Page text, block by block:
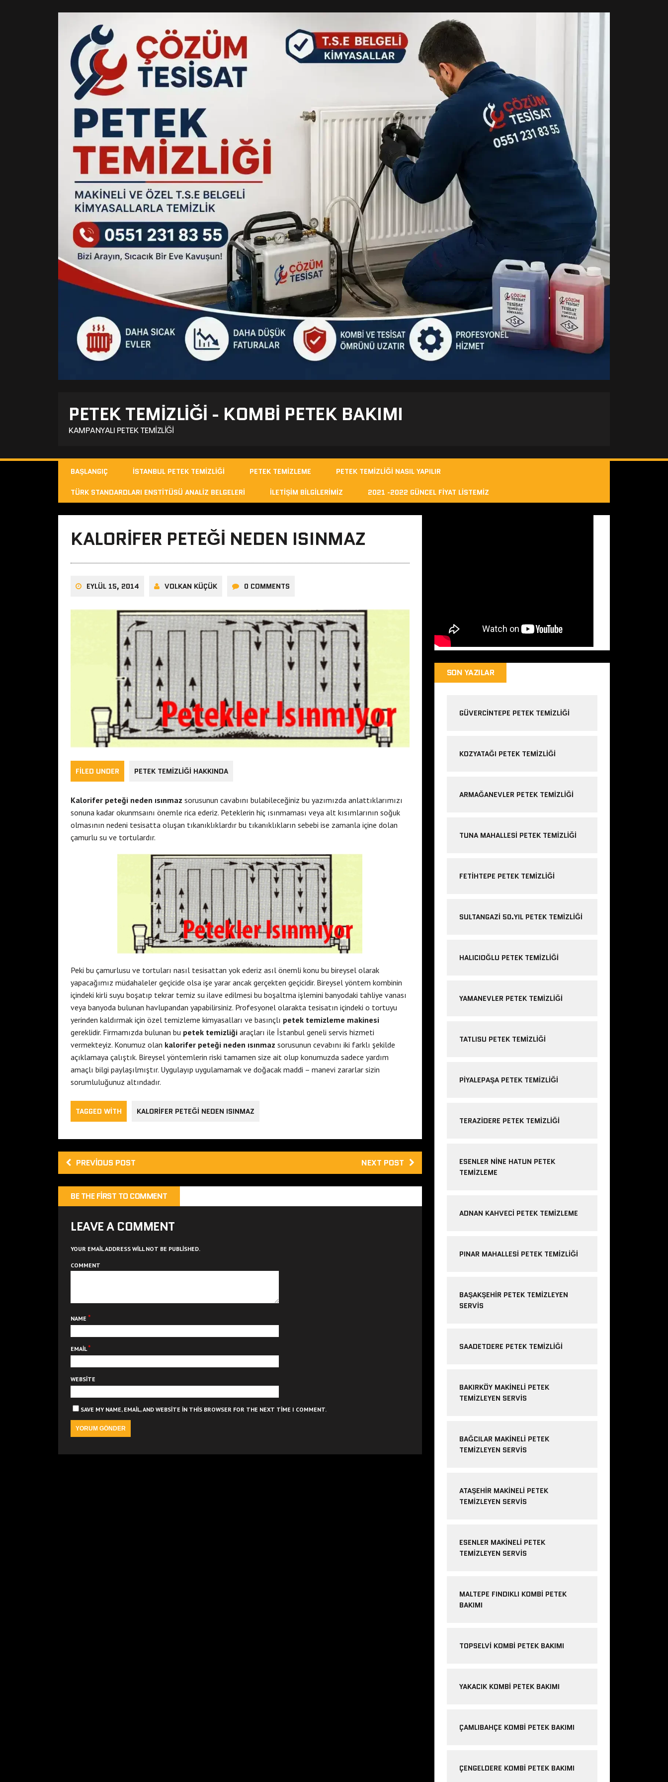
PETEK TEMIZLIĞI - KOMBI PETEK BAKIMI
KAMPANYALI PETEK TEMIZLIĞI
BAŞLANGIÇ İSTANBUL PETEK TEMIZLIĞI PETEK TEMIZLEME PETEK TEMIZLIĞI NASIL YAPILIR
TÜRK STANDARDLARI ENSTITÜSÜ ANALIZ BELGELERI İLETIŞIM BILGILERIMIZ 2021 -2022 GÜNCEL FIYAT LISTEMIZ
KALORIFER PETEĞI NEDEN ISINMAZ
EYLÜL 15, 2014 VOLKAN KÜÇÜK 0 COMMENTS
FILED UNDER PETEK TEMIZLIĞI HAKKINDA
Kalorifer peteği neden ısınmaz sorusunun cavabını bulabileceğiniz bu yazımızda anlattıklarımızı
sonuna kadar okunmsaını önemle rica ederiz. Peteklerin hiç ısınmaması veya alt kısımlarının soğuk
olmasının nedeni tesisatta oluşan tıkanıklıklardır bu tıkanıklıkların sebebi ise zamanla içine dolan
çamurlu su ve tortulardır.
Peki bu çamurlusu ve tortuları nasıl tesisattan yok ederiz asıl önemli konu bu bireysel olarak
yapacağımız müdahaleler geçicide olsa işe yarar ancak gerçekten geçicidir. Bireysel yöntem kombinin
içindeki kirli suyu boşatıp tekrar temiz su ilave edilmesi bu boşaltma işlemini banyodaki tahliye vanası
veya banyoda bulunan havlupandan yapabilirsiniz. Profesyonel olarakta tesisatın içindeki o tortuyu
yerinden kaldırmak için özel temizleme kimyasalları ve basınçlı petek temizleme makinesi
gereklidir. Firmamızda bulunan bu petek temizliği araçları ile İstanbul geneli servis hizmeti
vermekteyiz. Konumuz olan kalorifer peteği neden ısınmaz sorusunun cevabını iki farklı şekilde
açıklamaya çalıştık. Bireysel yöntemlerin riski tamamen size ait olup konumuzda sadece yardım
amaçlı bilgi paylaşılmıştır. Uygulayıp uygulamamak ve doğacak maddi – manevi zararlar sizin
sorumluluğunuz altındadır.
TAGGED WITH KALORIFER PETEĞI NEDEN ISINMAZ
PREVIOUS POST NEXT POST
BE THE FIRST TO COMMENT
LEAVE A COMMENT
YOUR EMAIL ADDRESS WILL NOT BE PUBLISHED.
COMMENT
NAME *
EMAIL*
WEBSITE
SAVE MY NAME, EMAIL, AND WEBSITE IN THIS BROWSER FOR THE NEXT TIME I COMMENT.
SON YAZILAR
GÜVERCINTEPE PETEK TEMIZLIĞI
KOZYATAĞI PETEK TEMIZLIĞI
ARMAĞANEVLER PETEK TEMIZLIĞI
TUNA MAHALLESI PETEK TEMIZLIĞI
FETIHTEPE PETEK TEMIZLIĞI
SULTANGAZI 50.YIL PETEK TEMIZLIĞI
HALICIOĞLU PETEK TEMIZLIĞI
YAMANEVLER PETEK TEMIZLIĞI
TATLISU PETEK TEMIZLIĞI
PIYALEPAŞA PETEK TEMIZLIĞI
TERAZIDERE PETEK TEMIZLIĞI
ESENLER NINE HATUN PETEK
TEMIZLEME
ADNAN KAHVECI PETEK TEMIZLEME
PINAR MAHALLESI PETEK TEMIZLIĞI
BAŞAKŞEHIR PETEK TEMIZLEYEN
SERVIS
SAADETDERE PETEK TEMIZLIĞI
BAKIRKÖY MAKINELI PETEK
TEMIZLEYEN SERVIS
BAĞCILAR MAKINELI PETEK
TEMIZLEYEN SERVIS
ATAŞEHIR MAKINELI PETEK
TEMIZLEYEN SERVIS
ESENLER MAKINELI PETEK
TEMIZLEYEN SERVIS
MALTEPE FINDIKLI KOMBI PETEK
BAKIMI
TOPSELVI KOMBI PETEK BAKIMI
YAKACIK KOMBI PETEK BAKIMI
ÇAMLIBAHÇE KOMBI PETEK BAKIMI
ÇENGELDERE KOMBI PETEK BAKIMI